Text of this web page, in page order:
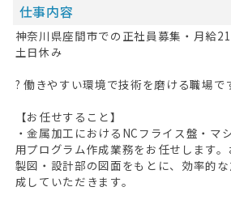
仕事内容
神奈川県座間市での正社員募集・月給
土日休み
? 働きやすい環境で技術を磨ける職場で
【お任せすること】
・金属加工におけるNCフライス盤・マ
用プログラム作成業務をお任せします
製図・設計部の図面をもとに、効率的
成していただきます。